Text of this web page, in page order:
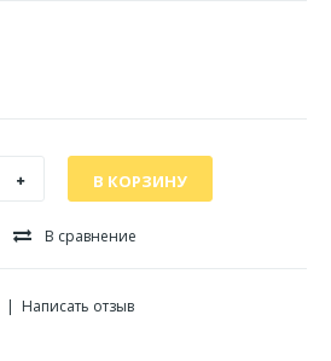
В сравнение
| Написать отзыв